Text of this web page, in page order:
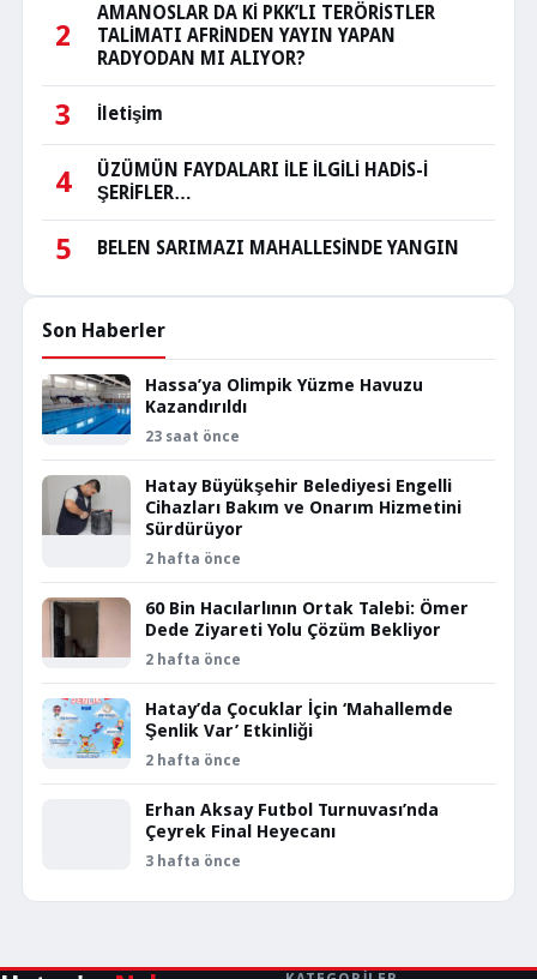
2
AMANOSLAR DA Kİ PKK’LI TERÖRİSTLER
TALİMATI AFRİNDEN YAYIN YAPAN
RADYODAN MI ALIYOR?
3 İletişim
4
ÜZÜMÜN FAYDALARI İLE İLGİLİ HADİS-İ
ŞERİFLER…
5 BELEN SARIMAZI MAHALLESİNDE YANGIN
Son Haberler
Hassa’ya Olimpik Yüzme Havuzu
Kazandırıldı
23 saat önce
Hatay Büyükşehir Belediyesi Engelli
Cihazları Bakım ve Onarım Hizmetini
Sürdürüyor
2 hafta önce
60 Bin Hacılarlının Ortak Talebi: Ömer
Dede Ziyareti Yolu Çözüm Bekliyor
2 hafta önce
Hatay’da Çocuklar İçin ‘Mahallemde
Şenlik Var’ Etkinliği
2 hafta önce
Erhan Aksay Futbol Turnuvası’nda
Çeyrek Final Heyecanı
3 hafta önce